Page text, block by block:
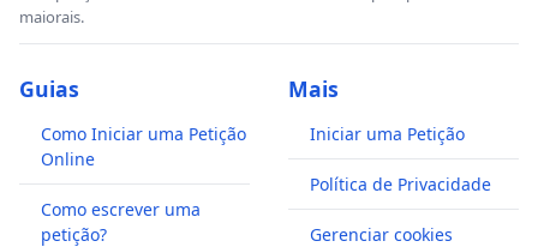
maiorais.
Guias
Como Iniciar uma Petição
Online
Como escrever uma
petição?
Mais
Iniciar uma Petição
Política de Privacidade
Gerenciar cookies